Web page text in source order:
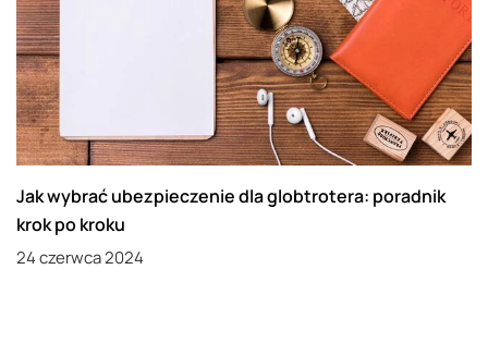
Jak wybrać ubezpieczenie dla globtrotera: poradnik
krok po kroku
24 czerwca 2024